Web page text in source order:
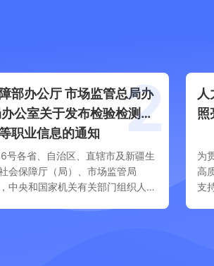
2
部办公厅 市场监管总局办
公室关于发布检验检测管
职业信息的通知
号各省、自治区、直辖市及新疆生
会保障厅（局）、市场监管局
中央和国家机关有关部门组织人事
照
为
高
支